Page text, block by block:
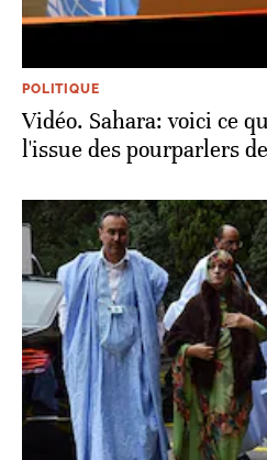
POLITIQUE
Vidéo. Sahara: voici ce
l'issue des pourparlers